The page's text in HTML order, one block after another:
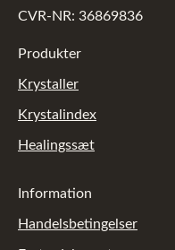
CVR-NR: 36869836
Produkter
Krystaller
Krystalindex
Healingssæt
Information
Handelsbetingelser